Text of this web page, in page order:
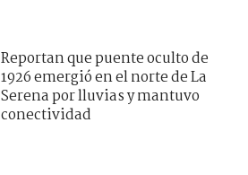
Reportan que puente oculto de
1926 emergió en el norte de La
Serena por lluvias y mantuvo
conectividad